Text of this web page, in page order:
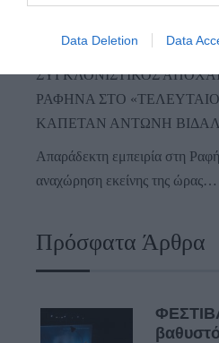
Data Deletion Data
ευκαιρίες για να φανεί.
ΡΑΦΗΝΑ – ΘΕΟΥΤΑ
ΣΥΓΚΛΟΝΙΣΤΙΚΟΣ
ΡΑΦΗΝΑ ΣΤΟ
ΚΑΠΕΤΑΝ ΑΝΤΩΝΗ
Απαράδεκτη εμπειρία στη
αναχώρηση εκείνης της ώρας…
Πρόσφατα Άρθρα